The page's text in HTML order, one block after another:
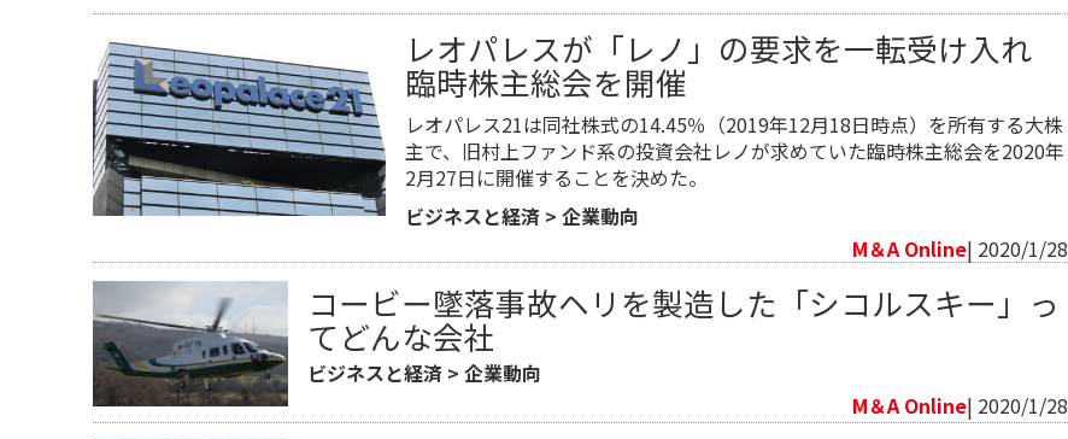
レオパレスが「レノ」の要求を一転受け入れ
臨時株主総会を開催
​レオパレス21は同社株式の14.45％（2019年12月18日時点）を所有する大株
主で、旧村上ファンド系の投資会社レノが求めていた臨時株主総会を2020年
2月27日に開催することを決めた。
ビジネスと経済> 企業動向
M＆A Online| 2020/1/28
コービー墜落事故ヘリを製造した「シコルスキー」っ
てどんな会社
ビジネスと経済 >企業動向
M＆A Online| 2020/1/28